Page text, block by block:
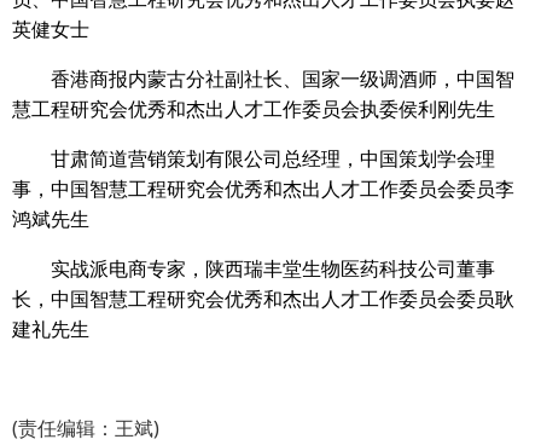
英健女士
香港商报内蒙古分社副社长、国家一级调酒师，中国智
慧工程研究会优秀和杰出人才工作委员会执委侯利刚先生
甘肃简道营销策划有限公司总经理，中国策划学会理
事，中国智慧工程研究会优秀和杰出人才工作委员会委员李
鸿斌先生
实战派电商专家，陕西瑞丰堂生物医药科技公司董事
长，中国智慧工程研究会优秀和杰出人才工作委员会委员耿
建礼先生
(责任编辑：王斌)